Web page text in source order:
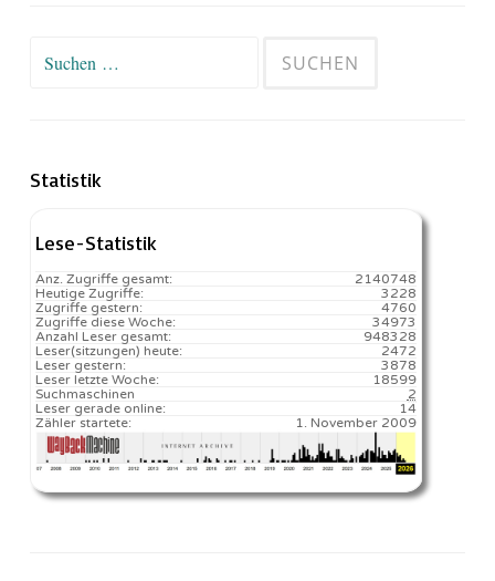
Suchen
Statistik
Lese-Statistik
2140748
Anz. Zugriffe gesamt:
3228
Heutige Zugriffe:
4760
Zugriffe gestern:
34973
Zugriffe diese Woche:
948328
Anzahl Leser gesamt:
2472️
Leser(sitzungen) heute:
3878
Leser gestern:
18599️
Leser letzte Woche:
2
Suchmaschinen
14
Leser gerade online:
1. November 2009
Zähler startete: